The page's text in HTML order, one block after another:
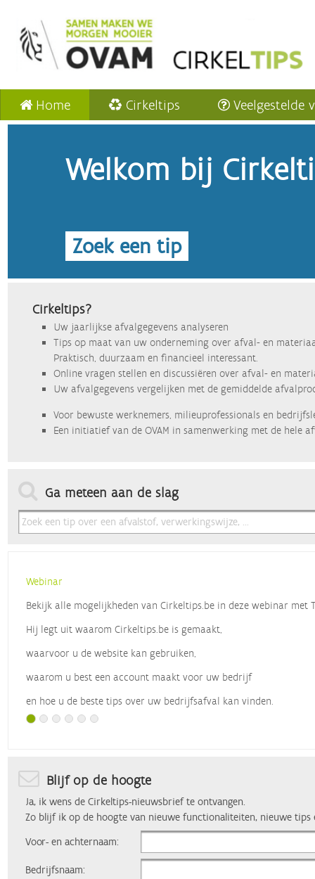
Home Cirkeltips Veelgestelde
Welkom bij
Zoek een tip
Cirkeltips?
Uw jaarlijkse afvalgegevens analyseren
Tips op maat van uw onderneming over afval- en
Praktisch, duurzaam en financieel interessant.
Online vragen stellen en discussiëren over afval- en
Uw afvalgegevens vergelijken met de gemiddelde
Voor bewuste werknemers, milieuprofessionals en
Een initiatief van de OVAM in samenwerking met de hele
Ga meteen aan de slag
Webinar
Bekijk alle mogelijkheden van Cirkeltips.be in deze webinar met
Hij legt uit waarom Cirkeltips.be is gemaakt,
waarvoor u de website kan gebruiken,
waarom u best een account maakt voor uw bedrijf
en hoe u de beste tips over uw bedrijfsafval kan vinden.
Blijf op de hoogte
Ja, ik wens de Cirkeltips-nieuwsbrief te ontvangen.
Zo blijf ik op de hoogte van nieuwe functionaliteiten, nieuwe tips
Voor- en achternaam:
Bedrijfsnaam: